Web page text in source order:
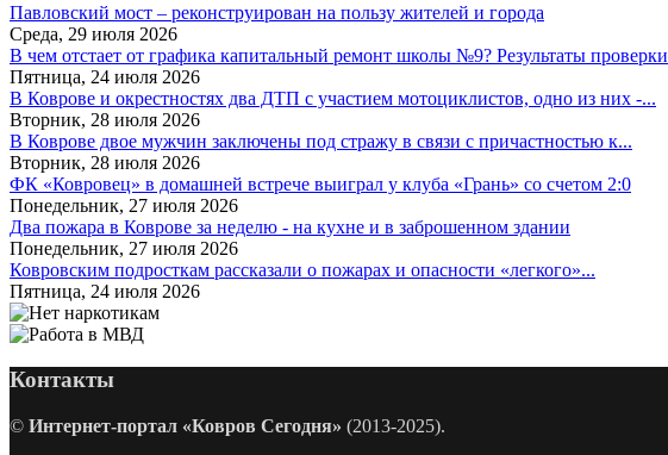
Павловский мост – реконструирован на пользу жителей и города
Среда, 29 июля 2026
В чем отстает от графика капитальный ремонт школы №9? Результаты проверки
Пятница, 24 июля 2026
В Коврове и окрестностях два ДТП с участием мотоциклистов, одно из них -...
Вторник, 28 июля 2026
В Коврове двое мужчин заключены под стражу в связи с причастностью к...
Вторник, 28 июля 2026
ФК «Ковровец» в домашней встрече выиграл у клуба «Грань» со счетом 2:0
Понедельник, 27 июля 2026
Два пожара в Коврове за неделю - на кухне и в заброшенном здании
Понедельник, 27 июля 2026
Ковровским подросткам рассказали о пожарах и опасности «легкого»...
Пятница, 24 июля 2026
Контакты
© Интернет-портал «Ковров Сегодня» (2013-2025).